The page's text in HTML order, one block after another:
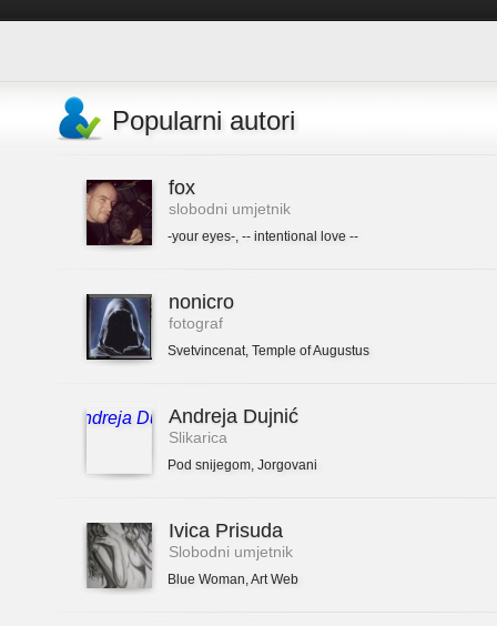
Popularni autori
fox
slobodni umjetnik
-your eyes-, -- intentional love --
nonicro
fotograf
Svetvincenat, Temple of Augustus
Andreja Dujnić
Slikarica
Pod snijegom, Jorgovani
Ivica Prisuda
Slobodni umjetnik
Blue Woman,Art Web